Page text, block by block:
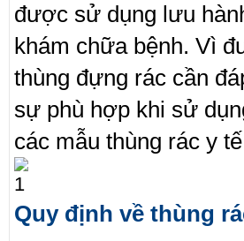
được sử dụng lưu
khám chữa bệnh. Vì
thùng đựng rác cần
sự phù hợp khi sử
các mẫu thùng rác y
Quy định về thùng